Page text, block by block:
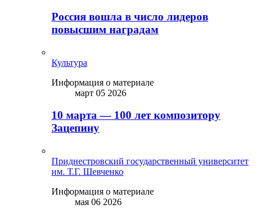
Россия вошла в число лидеров
повысшим наградам
Культура
Информация о материале
март 05 2026
10 марта — 100 лет композитору
Зацепину
Приднестровский государственный университет
им. Т.Г. Шевченко
Информация о материале
мая 06 2026